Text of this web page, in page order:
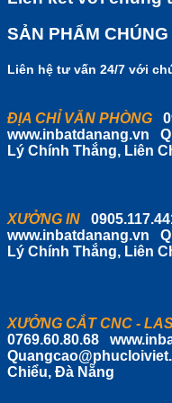
SẢN PHẨM CHÚNG
Liên hệ tư vấn 24/7 với
ĐỊA CHỈ VĂN PHÒNG
www.inbatdanang.vn
Lý Chính Thắng, Liên
XƯỞNG IN
www.inbatdanang.vn
Lý Chính Thắng, Liên
XƯỞNG CẮT CNC -
0769.60.80.68
Chiểu, Đà Nẵng